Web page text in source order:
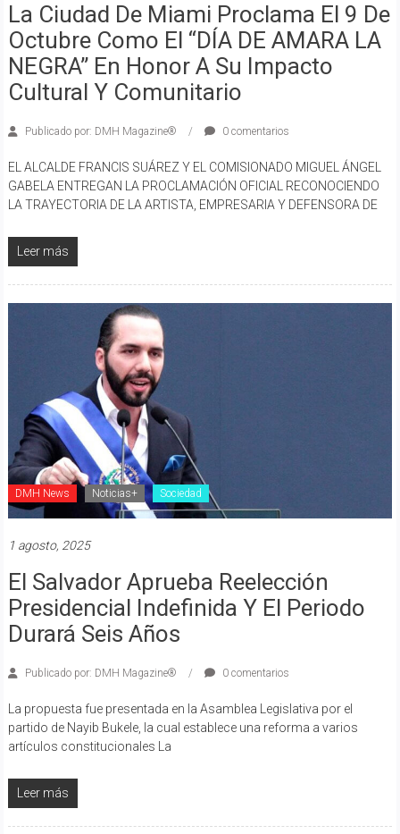
La Ciudad De Miami Proclama El 9 De
Octubre Como El “DÍA DE AMARA LA
NEGRA” En Honor A Su Impacto
Cultural Y Comunitario
Publicado por: DMH Magazine® 0 comentarios
EL ALCALDE FRANCIS SUÁREZ Y EL COMISIONADO MIGUEL ÁNGEL
GABELA ENTREGAN LA PROCLAMACIÓN OFICIAL RECONOCIENDO
LA TRAYECTORIA DE LA ARTISTA, EMPRESARIA Y DEFENSORA DE
Leer más
DMH News Noticias+ Sociedad
1 agosto, 2025
El Salvador Aprueba Reelección
Presidencial Indefinida Y El Periodo
Durará Seis Años
Publicado por: DMH Magazine® 0 comentarios
La propuesta fue presentada en la Asamblea Legislativa por el
partido de Nayib Bukele, la cual establece una reforma a varios
artículos constitucionales La
Leer más